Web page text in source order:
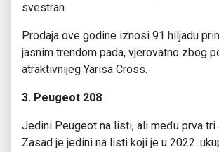
svestran.
Prodaja ove godine iznosi 91 hiljadu
jasnim trendom pada, vjerovatno zbog
atraktivnijeg Yarisa Cross.
3. Peugeot 208
Jedini Peugeot na listi, ali među prva tri
Zasad je jedini na listi koji je u 2022.